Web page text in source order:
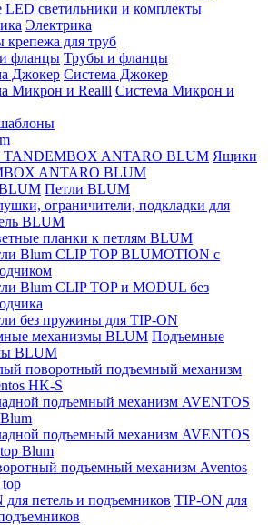
LED светильники и комплекты
Электрика
крепежа для труб
Трубы и фланцы
Система Джокер
Система Микрон и
Ящики
ANTARO BLUM
Петли BLUM
ограничители, подкладки для
BLUM
планки к петлям BLUM
Blum CLIP TOP BLUMOTION с
Blum CLIP TOP и MODUL без
без пружины для TIP-ON
Подъемные
BLUM
поворотный подъемный механизм
HK-S
подъемный механизм AVENTOS
подъемный механизм AVENTOS
Blum
подъемный механизм Aventos
TIP-ON для